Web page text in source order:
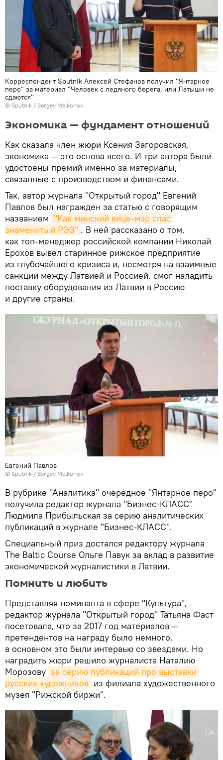
Корреспондент Sputnik Алексей Стефанов получил "Янтарное
перо" за материал "Человек с ледяного берега, или Латыши не
сдаются"
© Sputnik / Sergey Melkonov
Экономика — фундамент отношений
Как сказала член жюри Ксения Загоровская,
экономика — это основа всего. И три автора были
удостоены премий именно за материалы,
связанные с производством и финансами.
Так, автор журнала "Открытый город" Евгений
Павлов был награжден за статью с говорящим
названием "Как минский вице-мэр спас
знаменитый РЭЗ" . В ней рассказано о том,
как топ-менеджер российской компании Николай
Ерохов вывел старинное рижское предприятие
из глубочайшего кризиса и, несмотря на взаимные
санкции между Латвией и Россией, смог наладить
поставку оборудования из Латвии в Россию
и другие страны.
Евгений Павлов
© Sputnik / Sergey Melkonov
В рубрике "Аналитика" очередное "Янтарное перо"
получила редактор журнала "Бизнес-КЛАСС"
Людмила Прибыльская за серию аналитических
публикаций в журнале "Бизнес-КЛАСС".
Специальный приз достался редактору журнала
The Baltic Course Ольге Павук за вклад в развитие
экономической журналистики в Латвии.
Помнить и любить
Представляя номинанта в сфере "Культура",
редактор журнала "Открытый город" Татьяна Фаст
посетовала, что за 2017 год материалов —
претендентов на награду было немного,
в основном это были интервью со звездами. Но
наградить жюри решило журналиста Наталию
Морозову за серию публикаций про выставки
русских художников из филиала художественного
музея "Рижской биржи".